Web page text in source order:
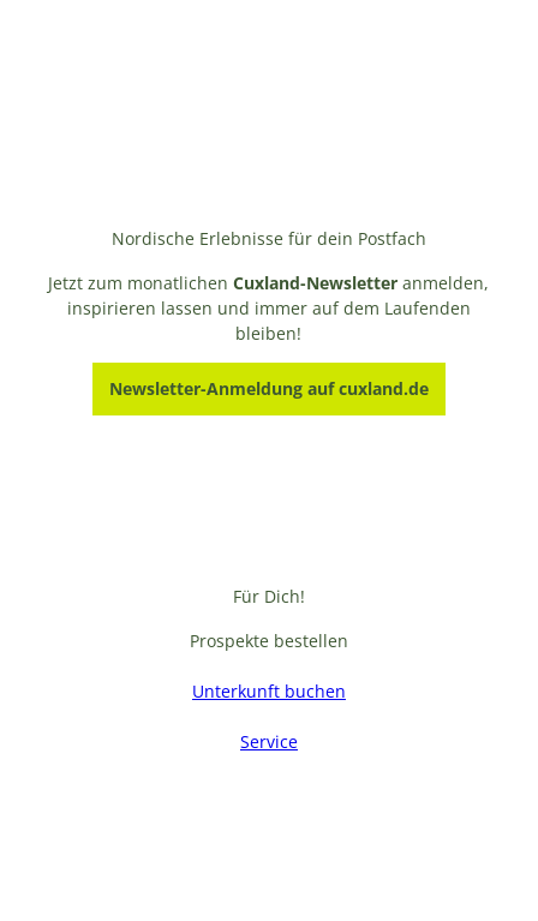
Nordische Erlebnisse für dein Postfach
Jetzt zum monatlichenCuxland-Newsletter anmelden,
inspirieren lassen und immer auf dem Laufenden
bleiben!
Newsletter-Anmeldung auf cuxland.de
Für Dich!
Prospekte bestellen
Unterkunft buchen
Service